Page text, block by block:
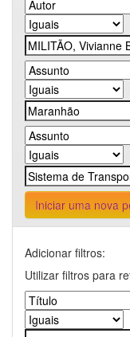
Iniciar uma nova
Adicionar filtros:
Utilizar filtros para